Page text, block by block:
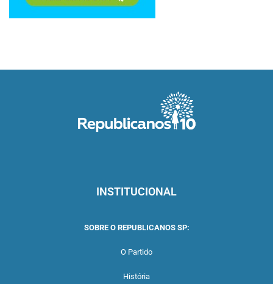
INSTITUCIONAL
SOBRE O REPUBLICANOS SP:
O Partido
História